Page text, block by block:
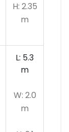
H: 2.35
m
L: 5.3
m
W: 2.0
m